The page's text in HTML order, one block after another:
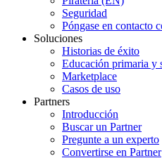
Seguridad
Póngase en contacto
Soluciones
Historias de éxito
Educación primaria y
Marketplace
Casos de uso
Partners
Introducción
Buscar un Partner
Pregunte a un experto
Convertirse en Partner